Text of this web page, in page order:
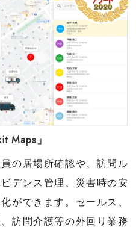
Maps」
の居場所確認や、訪問ル
デンス管理、災害時の安
ができます。セールス、
訪問介護等の外回り業務